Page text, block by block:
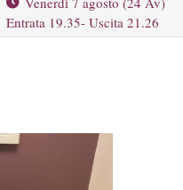
Entrata 19.35- Uscita 21.26